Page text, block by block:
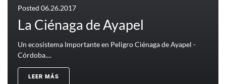
Posted 06.26.2017
La Ciénaga de Ayapel
Un ecosistema Importante en Peligro Ciénaga de Ayapel -
Córdoba....
LEER MÁS